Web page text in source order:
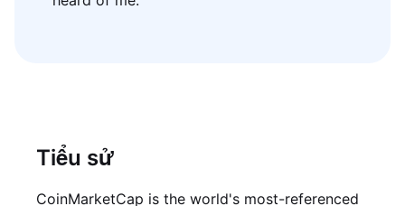
Tiểu sử
CoinMarketCap is the world's most-referenced